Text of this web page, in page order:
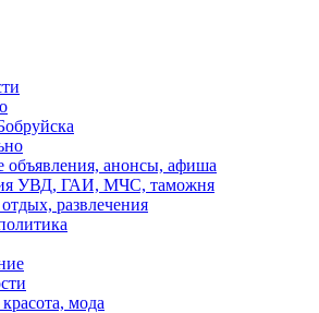
объявления, анонсы, афиша
УВД, ГАИ, МЧС, таможня
развлечения
мода